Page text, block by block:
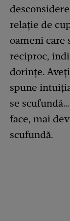
relație de
oameni care
reciproc,
dorințe.
spune
se
face, mai
scufundă.